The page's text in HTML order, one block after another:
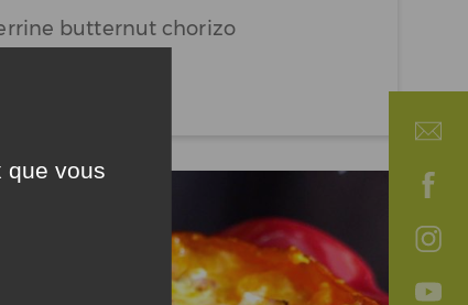
butternut chorizo
que vous